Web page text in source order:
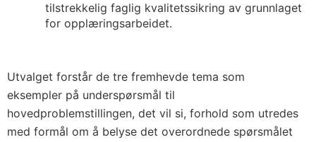
tilstrekkelig faglig kvalitetssikring av grunnlaget
for opplæringsarbeidet.
Utvalget forstår de tre fremhevde tema som
eksempler på underspørsmål til
hovedproblemstillingen, det vil si, forhold som utredes
med formål om å belyse det overordnede spørsmålet